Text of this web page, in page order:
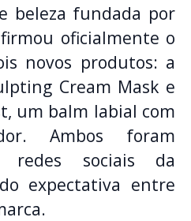
beleza fundada por
oficialmente o
novos produtos: a
Cream Mask e
um balm labial com
Ambos foram
redes sociais da
expectativa entre